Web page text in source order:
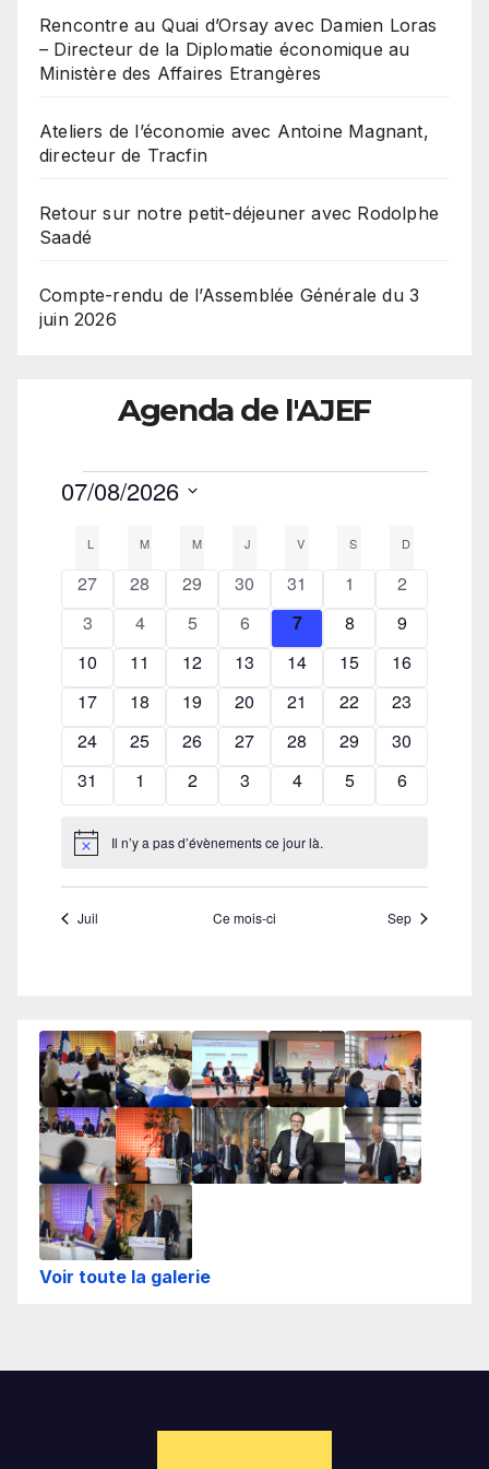
Rencontre au Quai d’Orsay avec Damien Loras
– Directeur de la Diplomatie économique au
Ministère des Affaires Etrangères
Ateliers de l’économie avec Antoine Magnant,
directeur de Tracfin
Retour sur notre petit-déjeuner avec Rodolphe
Saadé
Compte-rendu de l’Assemblée Générale du 3
juin 2026
Agenda de l'AJEF
Voir toute la galerie